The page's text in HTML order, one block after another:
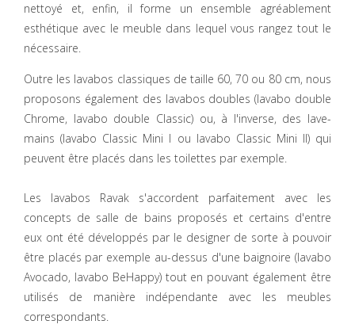
nettoyé et, enfin, il forme un ensemble agréablement
esthétique avec le meuble dans lequel vous rangez tout le
nécessaire.
Outre les lavabos classiques de taille 60, 70 ou 80 cm, nous
proposons également des lavabos doubles (lavabo double
Chrome, lavabo double Classic) ou, à l'inverse, des lave-
mains (lavabo Classic Mini I ou lavabo Classic Mini II) qui
peuvent être placés dans les toilettes par exemple.
Les lavabos Ravak s'accordent parfaitement avec les
concepts de salle de bains proposés et certains d'entre
eux ont été développés par le designer de sorte à pouvoir
être placés par exemple au-dessus d'une baignoire (lavabo
Avocado, lavabo BeHappy) tout en pouvant également être
utilisés de manière indépendante avec les meubles
correspondants.